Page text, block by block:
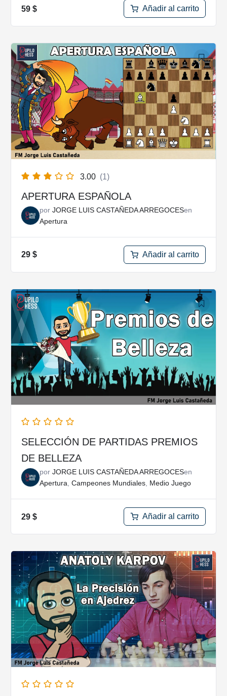
59 $ Añadir al carrito
3.00 (1)
APERTURA ESPAÑOLA
por JORGE LUIS CASTAÑEDA ARREGOCESen
Apertura
29 $ Añadir al carrito
SELECCIÓN DE PARTIDAS PREMIOS
DE BELLEZA
por JORGE LUIS CASTAÑEDA ARREGOCESen
Apertura, Campeones Mundiales, Medio Juego
29 $ Añadir al carrito